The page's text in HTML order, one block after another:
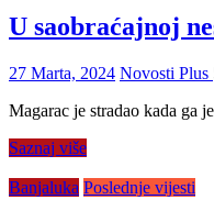
U saobraćajnoj
27 Marta, 2024 Novosti Plus
Magarac je stradao kada ga
Saznaj više
Banjaluka Poslednje vijesti